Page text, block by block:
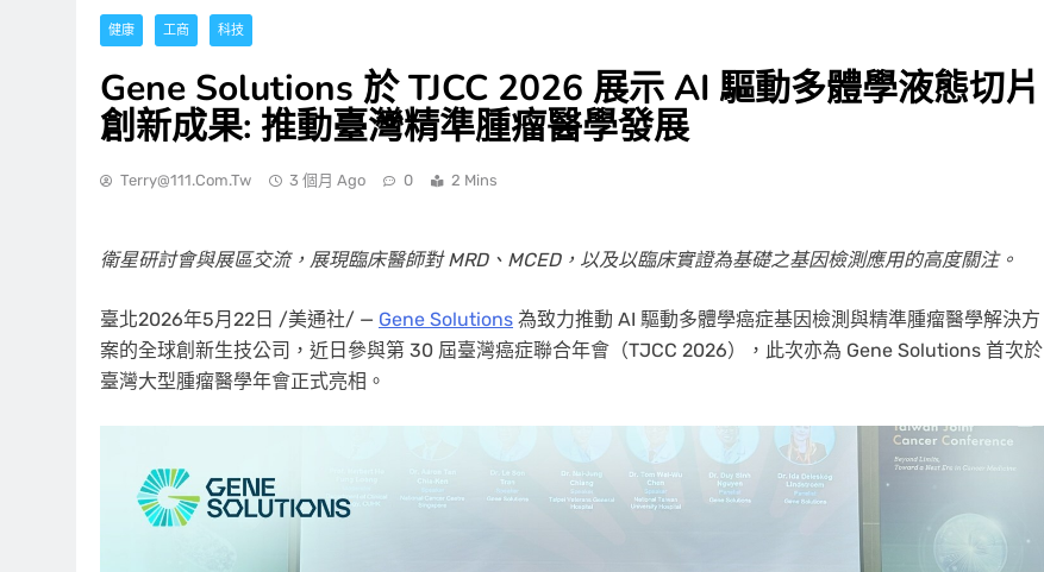
健康 工商 科技
Gene Solutions 於 TJCC 2026 展示 AI 驅動多體學液態切片
創新成果: 推動臺灣精準腫瘤醫學發展
Terry@111.com.tw 3 個月 Ago 0 2 Mins
衛星研討會與展區交流，展現臨床醫師對MRD、 MCED，以及以臨床實證為基礎之基因檢測應用的高度關注。
臺北2026年5月22日 /美通社/ — Gene Solutions 為致力推動 AI 驅動多體學癌症基因檢測與精準腫瘤醫學解決方
案的全球創新生技公司，近日參與第 30 屆臺灣癌症聯合年會 （TJCC 2026），此次亦為 Gene Solutions 首次於
臺灣大型腫瘤醫學年會正式亮相。